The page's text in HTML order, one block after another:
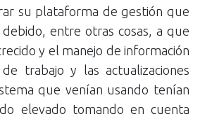
su plataforma de gestión que
entre otras cosas, a que
y el manejo de información
trabajo y las actualizaciones
que venían usando tenían
elevado tomando en cuenta